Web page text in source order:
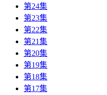
第24集
第23集
第22集
第21集
第20集
第19集
第18集
第17集